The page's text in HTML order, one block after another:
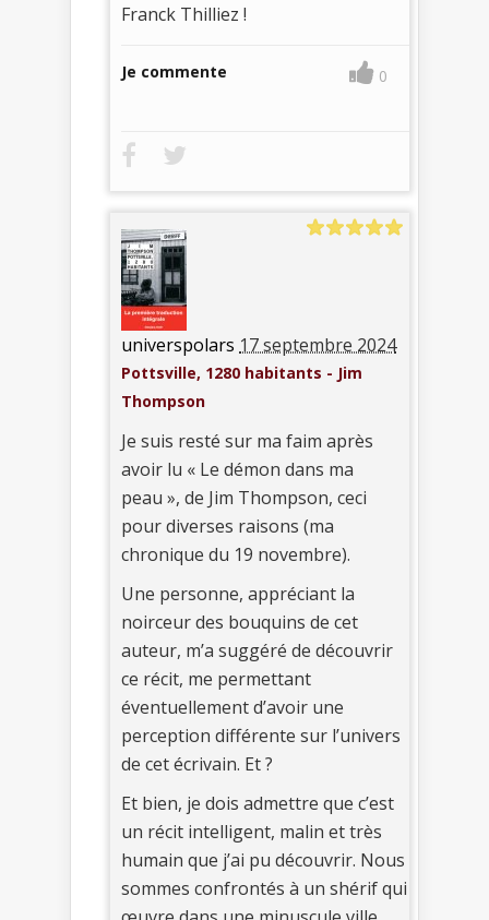
Franck Thilliez !
Je commente 0
universpolars 17 septembre 2024
Pottsville, 1280 habitants - Jim
Thompson
Je suis resté sur ma faim après
avoir lu « Le démon dans ma
peau », de Jim Thompson, ceci
pour diverses raisons (ma
chronique du 19 novembre).
Une personne, appréciant la
noirceur des bouquins de cet
auteur, m’a suggéré de découvrir
ce récit, me permettant
éventuellement d’avoir une
perception différente sur l’univers
de cet écrivain. Et ?
Et bien, je dois admettre que c’est
un récit intelligent, malin et très
humain que j’ai pu découvrir. Nous
sommes confrontés à un shérif qui